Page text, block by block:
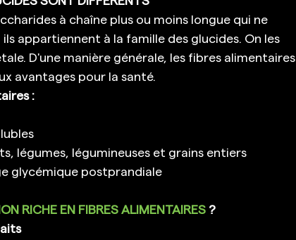
à chaîne plus ou moins longue qui ne
appartiennent à la famille des glucides. On les
D'une manière générale, les fibres alimentaires
avantages pour la santé.
:
légumes, légumineuses et grains entiers
glycémique postprandiale
RICHE EN FIBRES ALIMENTAIRES ?